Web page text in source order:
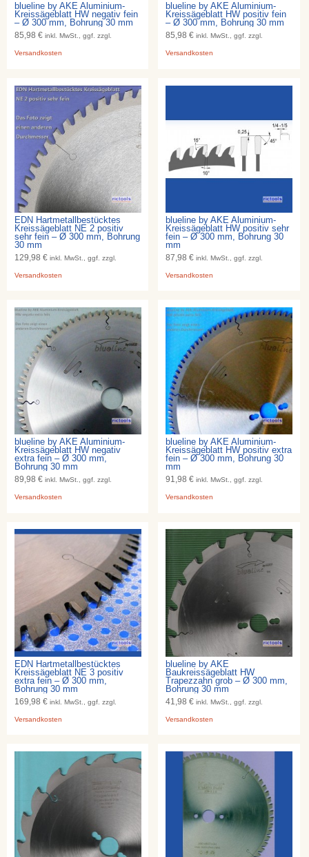
blueline by AKE Aluminium-
Kreissägeblatt HW negativ fein
– Ø 300 mm, Bohrung 30 mm
85,98 € inkl. MwSt., ggf. zzgl.
Versandkosten
blueline by AKE Aluminium-
Kreissägeblatt HW positiv fein
– Ø 300 mm, Bohrung 30 mm
85,98 €inkl. MwSt., ggf. zzgl.
Versandkosten
EDN Hartmetallbestücktes
Kreissägeblatt NE 2 positiv
sehr fein – Ø 300 mm, Bohrung
30 mm
129,98 € inkl. MwSt., ggf. zzgl.
Versandkosten
blueline by AKE Aluminium-
Kreissägeblatt HW positiv sehr
fein – Ø 300 mm, Bohrung 30
mm
87,98 €inkl. MwSt., ggf. zzgl.
Versandkosten
blueline by AKE Aluminium-
Kreissägeblatt HW negativ
extra fein – Ø 300 mm,
Bohrung 30 mm
89,98 € inkl. MwSt., ggf. zzgl.
Versandkosten
blueline by AKE Aluminium-
Kreissägeblatt HW positiv extra
fein – Ø 300 mm, Bohrung 30
mm
91,98 €inkl. MwSt., ggf. zzgl.
Versandkosten
EDN Hartmetallbestücktes
Kreissägeblatt NE 3 positiv
extra fein – Ø 300 mm,
Bohrung 30 mm
169,98 € inkl. MwSt., ggf. zzgl.
Versandkosten
blueline by AKE
Baukreissägeblatt HW
Trapezzahn grob – Ø 300 mm,
Bohrung 30 mm
41,98 €inkl. MwSt., ggf. zzgl.
Versandkosten